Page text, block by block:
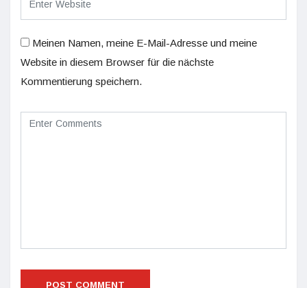
Meinen Namen, meine E-Mail-Adresse und meine
Website in diesem Browser für die nächste
Kommentierung speichern.